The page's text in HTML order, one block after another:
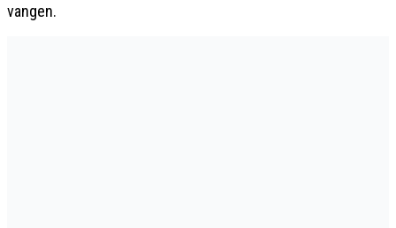
vangen.